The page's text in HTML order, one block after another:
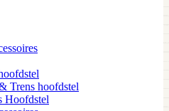
Trens hoofdstel
Hoofdstel